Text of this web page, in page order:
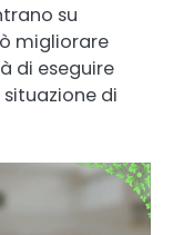
su
migliorare
di eseguire
di